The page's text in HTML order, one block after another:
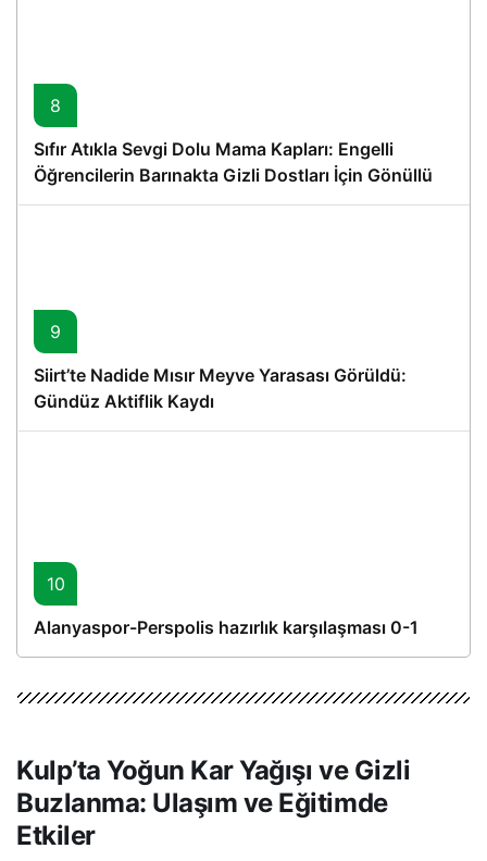
8
Sıfır Atıkla Sevgi Dolu Mama Kapları: Engelli
Öğrencilerin Barınakta Gizli Dostları İçin Gönüllü
Proje
9
Siirt’te Nadide Mısır Meyve Yarasası Görüldü:
Gündüz Aktiflik Kaydı
10
Alanyaspor-Perspolis hazırlık karşılaşması 0-1
Kulp’ta Yoğun Kar Yağışı ve Gizli
Buzlanma: Ulaşım ve Eğitimde
Etkiler